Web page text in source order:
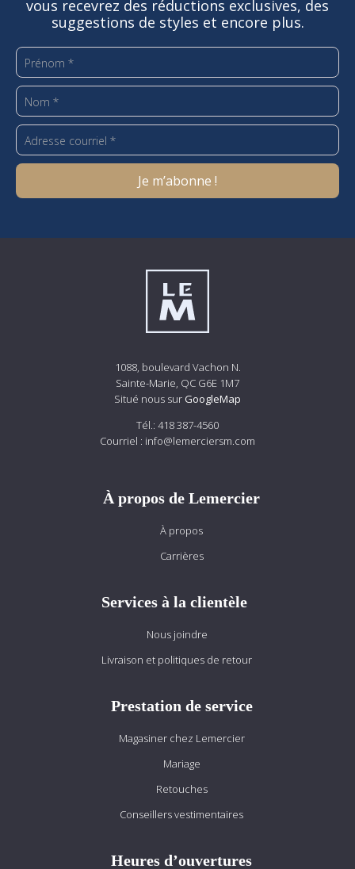
vous recevrez des réductions exclusives, des
suggestions de styles et encore plus.
1088, boulevard Vachon N.
Sainte-Marie, QC G6E 1M7
Situé nous sur GoogleMap
Tél.: 418 387-4560
Courriel : info@lemerciersm.com
À propos de Lemercier
À propos
Carrières
Services à la clientèle
Nous joindre
Livraison et politiques de retour
Prestation de service
Magasiner chez Lemercier
Mariage
Retouches
Conseillers vestimentaires
Heures d’ouvertures